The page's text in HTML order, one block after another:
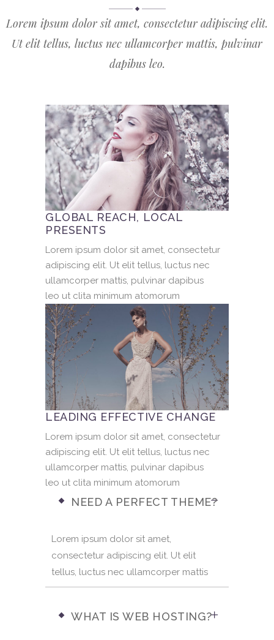
Lorem ipsum dolor sit amet, consectetur adipiscing elit.
Ut elit tellus, luctus nec ullamcorper mattis, pulvinar
dapibus leo.
GLOBAL REACH, LOCAL
PRESENTS
Lorem ipsum dolor sit amet, consectetur
adipiscing elit. Ut elit tellus, luctus nec
ullamcorper mattis, pulvinar dapibus
leo ut clita minimum atomorum
LEADING EFFECTIVE CHANGE
Lorem ipsum dolor sit amet, consectetur
adipiscing elit. Ut elit tellus, luctus nec
ullamcorper mattis, pulvinar dapibus
leo ut clita minimum atomorum
NEED A PERFECT THEME?
Lorem ipsum dolor sit amet,
consectetur adipiscing elit. Ut elit
tellus, luctus nec ullamcorper mattis
WHAT IS WEB HOSTING?